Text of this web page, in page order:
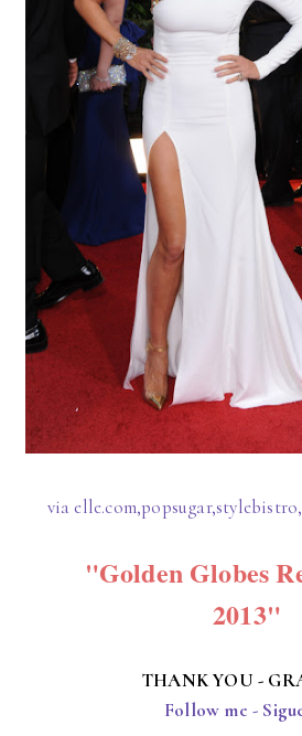
via
"Golden Globes
2013"
THANK YOU -
Follow me -